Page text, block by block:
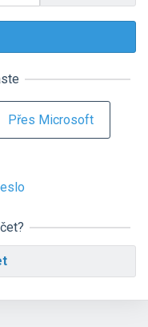
Přes Microsoft